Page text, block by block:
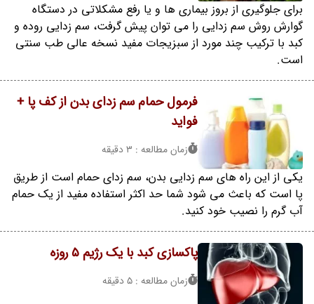
برای جلوگیری از بروز بیماری ها و یا رفع مشکلاتی در دستگاه
گوارش روش سم زدایی را می توان پیش گرفت، سم زدایی روده و
کبد با ترکیب چند مورد از سبزیجات مفید نسخه عالی طب سنتی
است.
فرمول حمام سم زدای بدن از کف پا +
فواید
زمان مطالعه : 3 دقیقه
یکی از این راه های سم زدایی بدن، سم زدای حمام است از طریق
پا است که باعث می شود شما حد اکثر استفاده مفید از یک حمام
آب گرم را نصیب خود کنید.
پاکسازی کبد با یک رژیم 5 روزه
زمان مطالعه : 5 دقیقه